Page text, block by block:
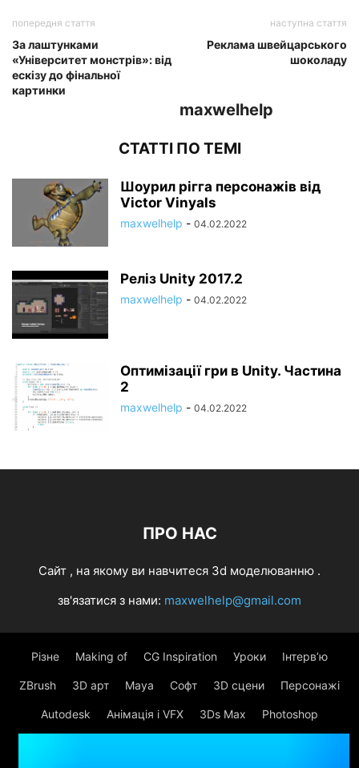
попередня стаття
За лаштунками
«Університет монстрів»: від
ескізу до фінальної
картинки
наступна стаття
Реклама швейцарського
шоколаду
maxwelhelp
СТАТТІ ПО ТЕМІ
Шоурил рігга персонажів від
Victor Vinyals
maxwelhelp - 04.02.2022
Реліз Unity 2017.2
maxwelhelp - 04.02.2022
Оптимізації гри в Unity. Частина
2
maxwelhelp - 04.02.2022
ПРО НАС
Cайт , на якому ви навчитеся 3d моделюванню .
зв'язатися з нами: maxwelhelp@gmail.com
Різне Making of CG Inspiration Уроки Інтерв’ю
ZBrush 3D арт Maya Софт 3D сцени Персонажі
Autodesk Анімація і VFX 3Ds Max Photoshop